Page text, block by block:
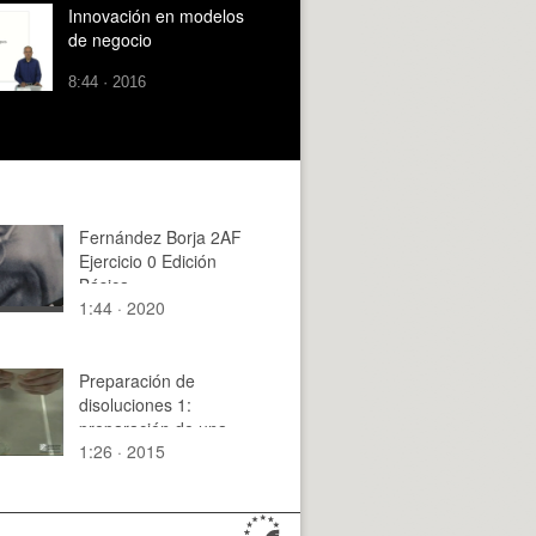
Innovación en modelos
de negocio
8:44 · 2016
Fernández Borja 2AF
Ejercicio 0 Edición
Básica
1:44 · 2020
Preparación de
disoluciones 1:
preparación de una
disolución aproximada
1:26 · 2015